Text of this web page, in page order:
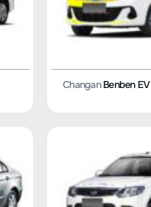
ChanganBenben EV